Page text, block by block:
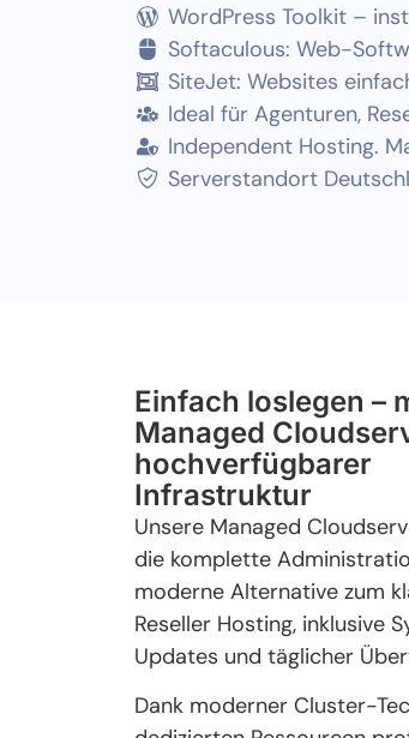
WordPress Toolkit –
Softaculous: Web-
SiteJet: Websites
Ideal für Agenturen,
Independent Hosting.
Serverstandort
Einfach loslegen –
Managed
hochverfügbarer
Infrastruktur
Unsere Managed
die komplette
moderne Alternative zum
Reseller Hosting, inklusive
Updates und täglicher
Dank moderner Cluster-